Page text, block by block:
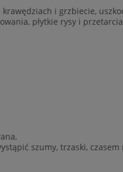
i grzbiecie,
płytkie rysy i
szumy, trzaski,